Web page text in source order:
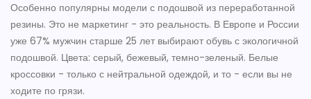
Особенно популярны модели с подошвой из переработанной
резины. Это не маркетинг - это реальность. В Европе и России
уже 67% мужчин старше 25 лет выбирают обувь с экологичной
подошвой. Цвета: серый, бежевый, темно-зеленый. Белые
кроссовки - только с нейтральной одеждой, и то - если вы не
ходите по грязи.